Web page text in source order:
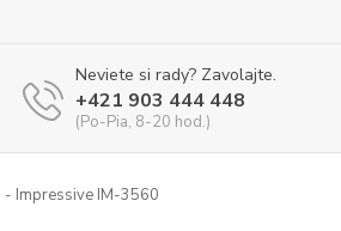
Neviete si rady? Zavolajte.
+421 903 444 448
(Po-Pia, 8-20 hod.)
- Impressive IM-3560